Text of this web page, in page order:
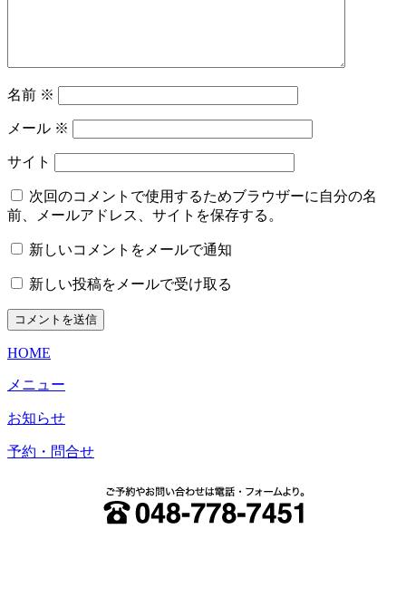
名前 ※
メール ※
サイト
次回のコメントで使用するためブラウザーに自分の名
前、メールアドレス、サイトを保存する。
新しいコメントをメールで通知
新しい投稿をメールで受け取る
HOME
メニュー
お知らせ
予約・問合せ